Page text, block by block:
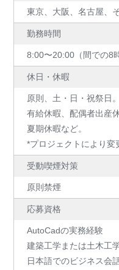
東京、大阪、名古屋、
勤務時間
8:00〜20:00（間での8
休日・休暇
原則、土・日・祝祭日。
有給休暇、配偶者出産
夏期休暇など。
*プロジェクトにより変
受動喫煙対策
原則禁煙
応募資格
AutoCadの実務経験
建築工学または土木工
日本語でのビジネス会